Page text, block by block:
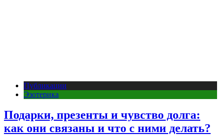
Публикации
Эзотерика
Подарки, презенты и чувство долга:
как они связаны и что с ними делать?